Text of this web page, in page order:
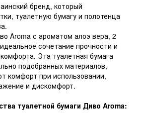
бренд, который
туалетную бумагу и полотенца
Aroma с ароматом алоэ вера, 2
сочетание прочности и
Эта туалетная бумага
подобранных материалов,
комфорт при использовании,
и дискомфорт.
туалетной бумаги Диво Aroma: